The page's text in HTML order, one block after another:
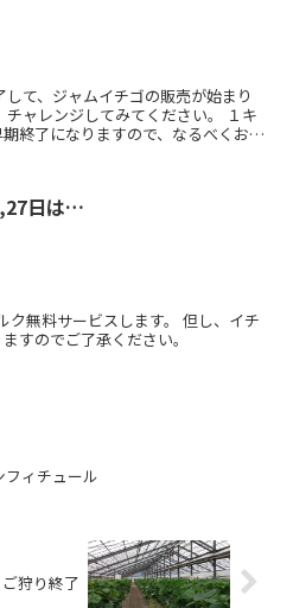
て、ジャムイチゴの販売が始まり
ャレンジしてみてください。 １キ
終了になりますので、なるべくお早
日は…
ク無料サービスします。 但し、イチ
すのでご了承ください。
フィチュール
狩り終了